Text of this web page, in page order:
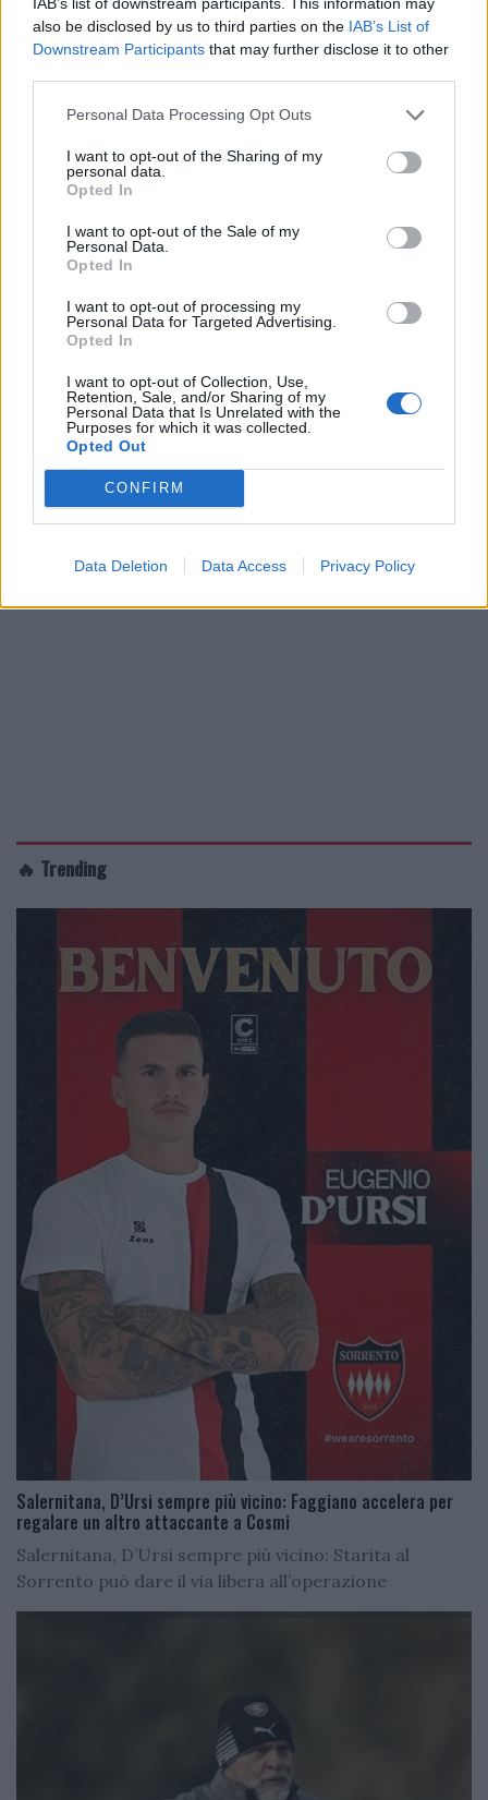
also be disclosed by us to third parties on the IAB’s List of
Downstream Participants that may further disclose it to other
Personal Data Processing Opt Outs
I want to opt-out of the Sharing of my
personal data.
Opted In
I want to opt-out of the Sale of my
Personal Data.
Opted In
I want to opt-out of processing my
Personal Data for Targeted Advertising.
Opted In
I want to opt-out of Collection, Use,
Retention, Sale, and/or Sharing of my
Personal Data that Is Unrelated with the
Purposes for which it was collected.
Opted Out
CONFIRM
Data Deletion Data Access Privacy Policy
🔥 Trending
Salernitana, D’Ursi sempre più vicino: Faggiano accelera per
regalare un altro attaccante a Cosmi
Salernitana, D’Ursi sempre più vicino: Starita al
Sorrento può dare il via libera all’operazione